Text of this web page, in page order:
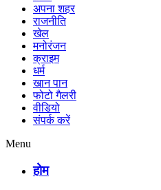
अपना शहर
राजनीति
खेल
मनोरंजन
क्राइम
धर्म
खान पान
फोटो गैलरी
वीडियो
संपर्क करें
Menu
होम